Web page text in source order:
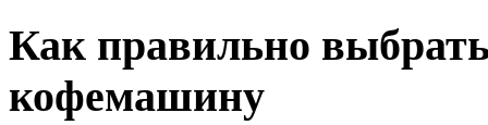
Как правильно
кофемашину